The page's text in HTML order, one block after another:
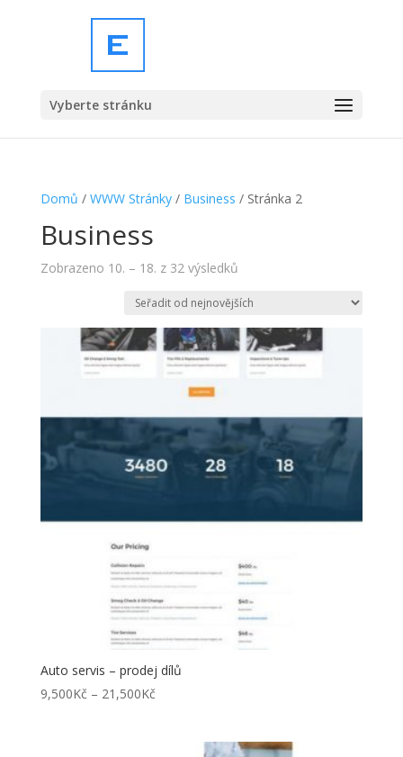
Vyberte stránku
Domů / WWW Stránky/ Business / Stránka 2
Business
Zobrazeno 10. – 18. z 32 výsledkůSeřazeno
nejnovějších
Auto servis – prodej dílů
9,500Kč – 21,500KčRozpětí